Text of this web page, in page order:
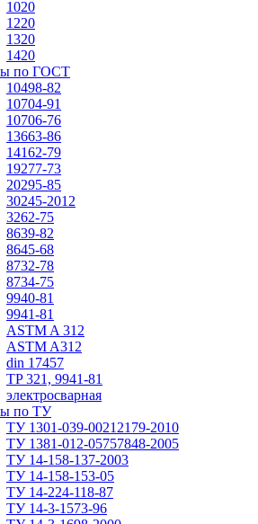
1020
1220
1320
1420
по ГОСТ
10498-82
10704-91
10706-76
13663-86
14162-79
19277-73
20295-85
30245-2012
3262-75
8639-82
8645-68
8732-78
8734-75
9940-81
9941-81
ASTM A 312
ASTM A312
din 17457
TP 321, 9941-81
электросварная
по ТУ
ТУ 1301-039-00212179-2010
ТУ 1381-012-05757848-2005
ТУ 14-158-137-2003
ТУ 14-158-153-05
ТУ 14-224-118-87
ТУ 14-3-1573-96